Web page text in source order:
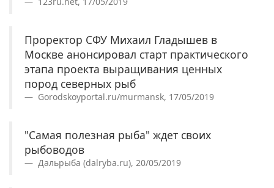
Проректор СФУ Михаил Гладышев в
Москве анонсировал старт практического
этапа проекта выращивания ценных
пород северных рыб
Gorodskoyportal.ru/murmansk, 17/05/2019
"Самая полезная рыба" ждет своих
рыбоводов
Дальрыба (dalryba.ru), 20/05/2019